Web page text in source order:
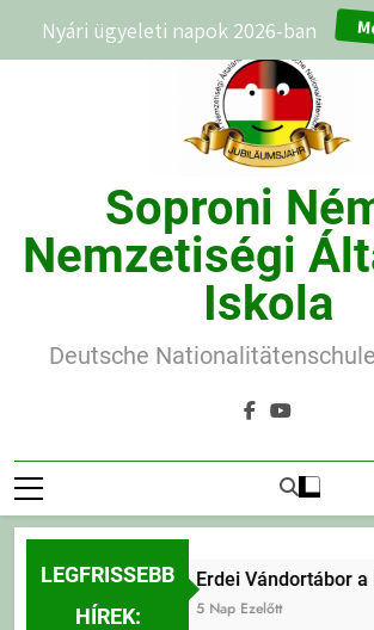
Soproni
Nemzetiségi
Iskola
Deutsche
LEGFRISSEBB
HÍREK:
Erdei Vándortábor a
5 Nap Ezelőtt
Nyári ügyeleti napok 2026-ban